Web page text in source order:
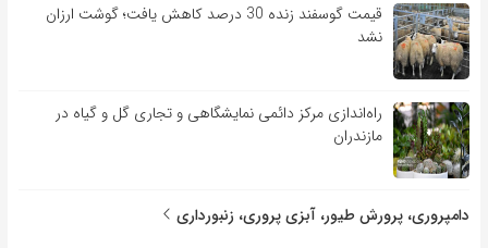
قیمت گوسفند زنده 30 درصد کاهش یافت؛ گوشت ارزان
نشد
راه‌اندازی مرکز دائمی نمایشگاهی و تجاری گل و گیاه در
مازندران
دامپروری، پرورش طیور، آبزی پروری، زنبورداری